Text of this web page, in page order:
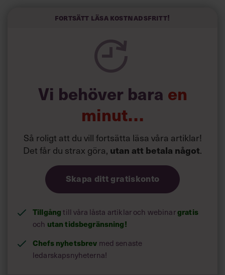
att du jobbar. Problemet är bara att den inställningen gör
inte lyckas koncentrera dig på någonting alls när du
springer på alla bollar och försöker sätta dig in i precis
Fortsätt läsa kostnadsfritt!
Vi behöver bara en
minut…
Så roligt att du vill fortsätta läsa våra artiklar!
Det får du strax göra, utan att betala något.
Skapa ditt gratiskonto
Tillgångtill våra låsta artiklar och webinargratis
och utan tidsbegränsning!
Chefs nyhetsbrev med senaste
ledarskapsnyheterna!